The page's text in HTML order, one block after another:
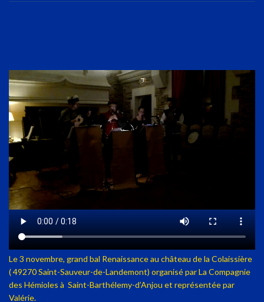
Le 3 novembre, grand bal Renaissance au château de la Colaissière
( 49270 Saint-Sauveur-de-Landemont) organisé par La Compagnie
des Hémioles à Saint-Barthélemy-d’Anjou et représentée par
Valérie.